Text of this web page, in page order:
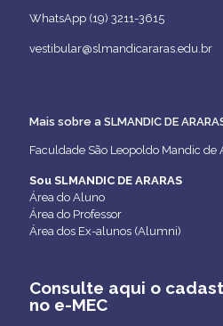
WhatsApp (19) 3211-3615
vestibular@slmandicararas.edu.br
Mais sobre a SLMANDIC DE
Faculdade São Leopoldo Mandic de
Sou SLMANDIC DE ARARAS
Área do Aluno
Área do Professor
Área dos Ex-alunos (Alumni)
Consulte aqui o
no e-MEC